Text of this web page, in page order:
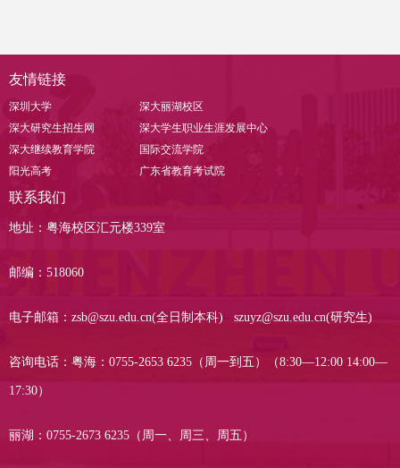
友情链接
深圳大学
深大丽湖校区
深大研究生招生网
深大学生职业生涯发展中心
深大继续教育学院
国际交流学院
阳光高考
广东省教育考试院
联系我们
地址：粤海校区汇元楼339室
邮编：518060
电子邮箱：zsb@szu.edu.cn(全日制本科) szuyz@szu.edu.cn(研究生)
咨询电话：粤海：0755-2653 6235（周一到五）（8:30—12:00 14:00—
17:30）
丽湖：0755-2673 6235（周一、周三、周五）